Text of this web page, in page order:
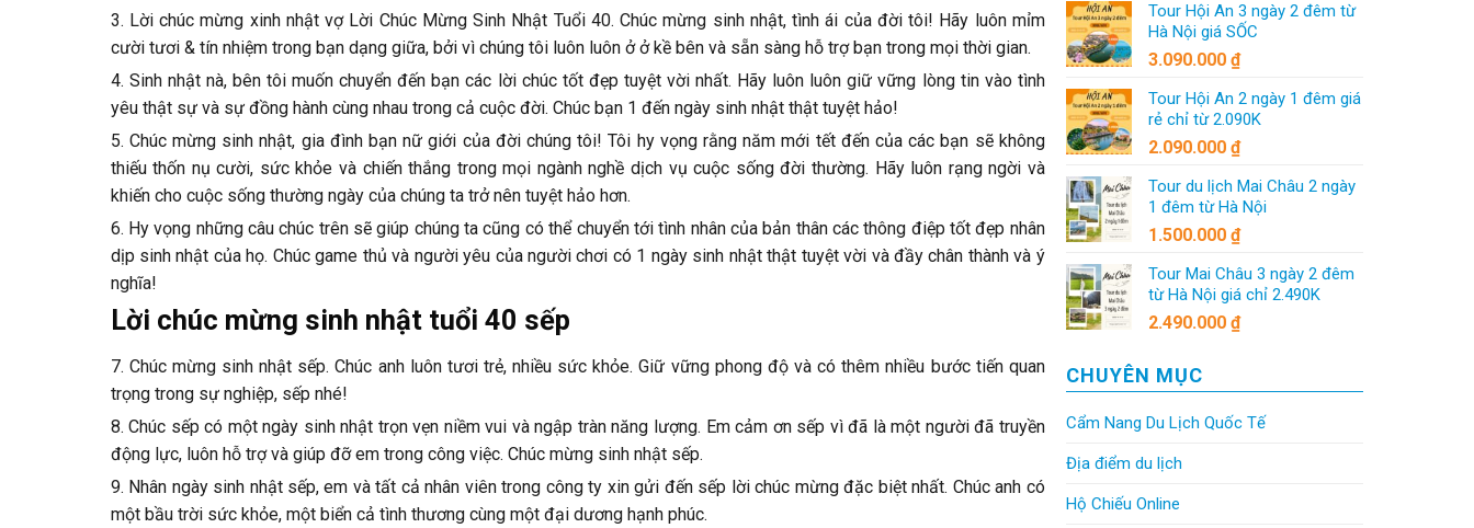
3. Lời chúc mừng xinh nhật vợ Lời Chúc Mừng Sinh Nhật Tuổi 40. Chúc mừng sinh nhật, tình ái của đời tôi! Hãy luôn mỉm
cười tươi & tín nhiệm trong bạn dạng giữa, bởi vì chúng tôi luôn luôn ở ở kề bên và sẵn sàng hỗ trợ bạn trong mọi thời gian.
4. Sinh nhật nà, bên tôi muốn chuyển đến bạn các lời chúc tốt đẹp tuyệt vời nhất. Hãy luôn luôn giữ vững lòng tin vào tình
yêu thật sự và sự đồng hành cùng nhau trong cả cuộc đời. Chúc bạn 1 đến ngày sinh nhật thật tuyệt hảo!
5. Chúc mừng sinh nhật, gia đình bạn nữ giới của đời chúng tôi! Tôi hy vọng rằng năm mới tết đến của các bạn sẽ không
thiếu thốn nụ cười, sức khỏe và chiến thắng trong mọi ngành nghề dịch vụ cuộc sống đời thường. Hãy luôn rạng ngời và
khiến cho cuộc sống thường ngày của chúng ta trở nên tuyệt hảo hơn.
6. Hy vọng những câu chúc trên sẽ giúp chúng ta cũng có thể chuyển tới tình nhân của bản thân các thông điệp tốt đẹp nhân
dịp sinh nhật của họ. Chúc game thủ và người yêu của người chơi có 1 ngày sinh nhật thật tuyệt vời và đầy chân thành và ý
nghĩa!
Lời chúc mừng sinh nhật tuổi 40 sếp
7. Chúc mừng sinh nhật sếp. Chúc anh luôn tươi trẻ, nhiều sức khỏe. Giữ vững phong độ và có thêm nhiều bước tiến quan
trọng trong sự nghiệp, sếp nhé!
8. Chúc sếp có một ngày sinh nhật trọn vẹn niềm vui và ngập tràn năng lượng. Em cảm ơn sếp vì đã là một người đã truyền
động lực, luôn hỗ trợ và giúp đỡ em trong công việc. Chúc mừng sinh nhật sếp.
9. Nhân ngày sinh nhật sếp, em và tất cả nhân viên trong công ty xin gửi đến sếp lời chúc mừng đặc biệt nhất. Chúc anh có
một bầu trời sức khỏe, một biển cả tình thương cùng một đại dương hạnh phúc.
Tour Hội An 3 ngày 2 đêm từ
Hà Nội giá SỐC
3.090.000₫
Tour Hội An 2 ngày 1 đêm giá
rẻ chỉ từ 2.090K
2.090.000₫
Tour du lịch Mai Châu 2 ngày
1 đêm từ Hà Nội
1.500.000₫
Tour Mai Châu 3 ngày 2 đêm
từ Hà Nội giá chỉ 2.490K
2.490.000₫
CHUYÊN MỤC
Cẩm Nang Du Lịch Quốc Tế
Địa điểm du lịch
Hộ Chiếu Online